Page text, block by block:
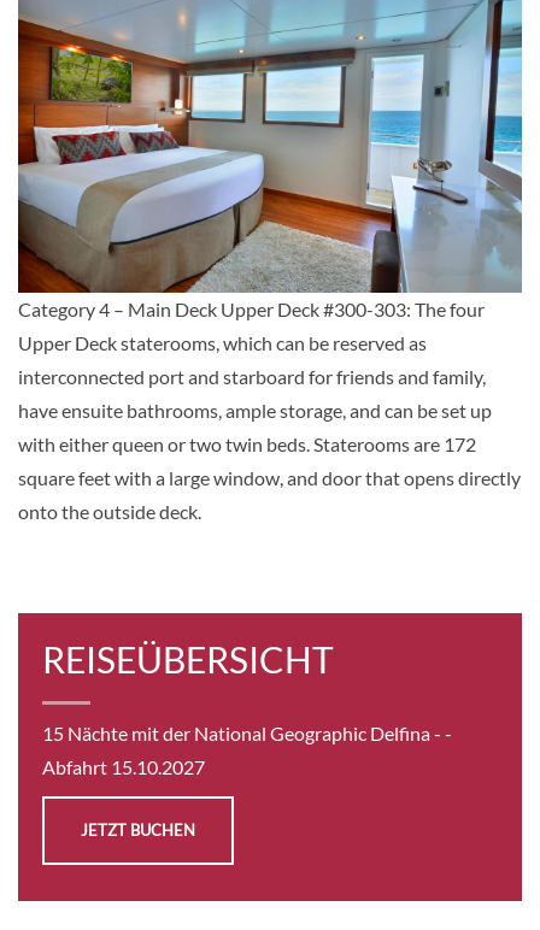
Category 4 – Main Deck Upper Deck #300-303: The four
Upper Deck staterooms, which can be reserved as
interconnected port and starboard for friends and family,
have ensuite bathrooms, ample storage, and can be set up
with either queen or two twin beds. Staterooms are 172
square feet with a large window, and door that opens directly
onto the outside deck.
REISEÜBERSICHT
15 Nächte mit der National Geographic Delfina - -
Abfahrt 15.10.2027
JETZT BUCHEN